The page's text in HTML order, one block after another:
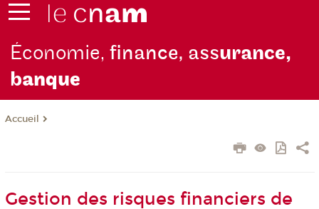
Économie,finance, assurance,
banque
Accueil
Gestion des risques financiers de